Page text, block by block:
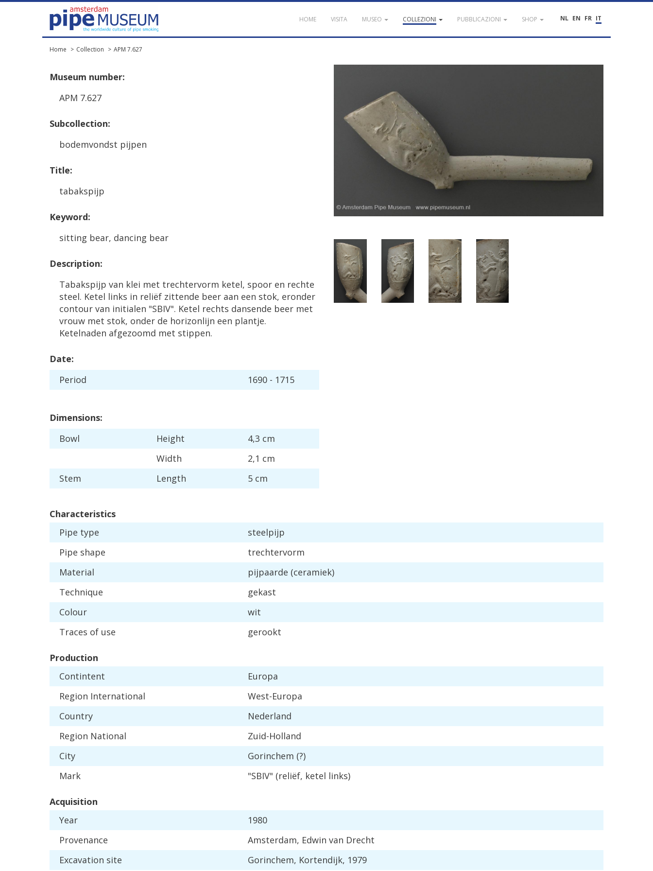
NL EN FR IT
HOME VISITA MUSEO COLLEZIONI PUBBLICAZIONI SHOP
Home Collection APM 7.627
Museum number:
APM 7.627
Subcollection:
bodemvondst pijpen
Title:
tabakspijp
Keyword:
sitting bear, dancing bear
Description:
Tabakspijp van klei met trechtervorm ketel, spoor en rechte
steel. Ketel links in reliëf zittende beer aan een stok, eronder
contour van initialen "SBIV". Ketel rechts dansende beer met
vrouw met stok, onder de horizonlijn een plantje.
Ketelnaden afgezoomd met stippen.
Date:
Period
1690 - 1715
Dimensions:
Bowl
Height 4,3 cm
Width
2,1 cm
Stem
Length 5 cm
Characteristics
Pipe type
steelpijp
Pipe shape
trechtervorm
Material
pijpaarde (ceramiek)
Technique
gekast
Colour
wit
Traces of use gerookt
Production
Contintent
Europa
Region International West-Europa
Country
Nederland
Region National Zuid-Holland
City
Gorinchem (?)
Mark
"SBIV" (reliëf, ketel links)
Acquisition
Year
1980
Provenance
Amsterdam, Edwin van Drecht
Excavation site Gorinchem, Kortendijk, 1979